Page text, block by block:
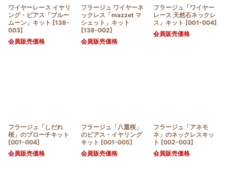
ワイヤーレース イヤリ
ング・ピアス「ブルー
ムーン」キット [138-
003]
会員販売価格
フラージュ ワイヤーネ
ックレス「mazzet マ
シェット」キット
[138-002]
会員販売価格
フラージュ「ワイヤー
レース 天然石ネックレ
ス」キット [001-004]
会員販売価格
フラージュ「しだれ
桜」のブローチキット
[001-004]
会員販売価格
フラージュ「八重桜」
のピアス・イヤリング
キット [001-005]
会員販売価格
フラージュ「アネモ
ネ」のネックレスキッ
ト [002-003]
会員販売価格